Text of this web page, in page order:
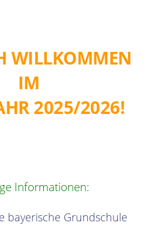
WILLKOMMEN
IM
2025/2026!
Informationen:
bayerische Grundschule